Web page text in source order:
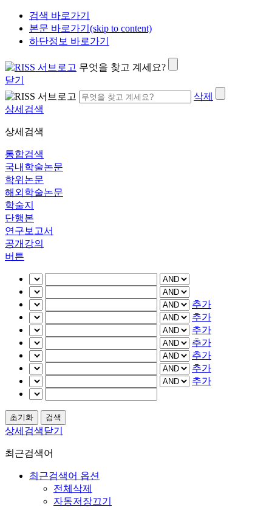
검색 바로가기
본문 바로가기(skip to content)
하단정보 바로가기
무엇을 찾고 계세요?
닫기
삭제
상세검색
상세검색
통합검색
국내학술논문
학위논문
해외학술논문
학술지
단행본
연구보고서
공개강의
버튼
추가
추가
추가
추가
추가
추가
추가
상세검색닫기
최근검색어
최근검색어 옵션
전체삭제
자동저장끄기